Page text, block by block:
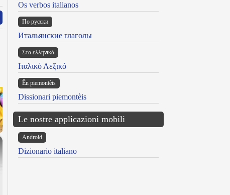
Os verbos italianos
По русски
Итальянские глаголы
Στα ελληνικά
Ιταλικό Λεξικό
Ën piemontèis
Dissionari piemontèis
Le nostre applicazioni mobili
Android
Dizionario italiano